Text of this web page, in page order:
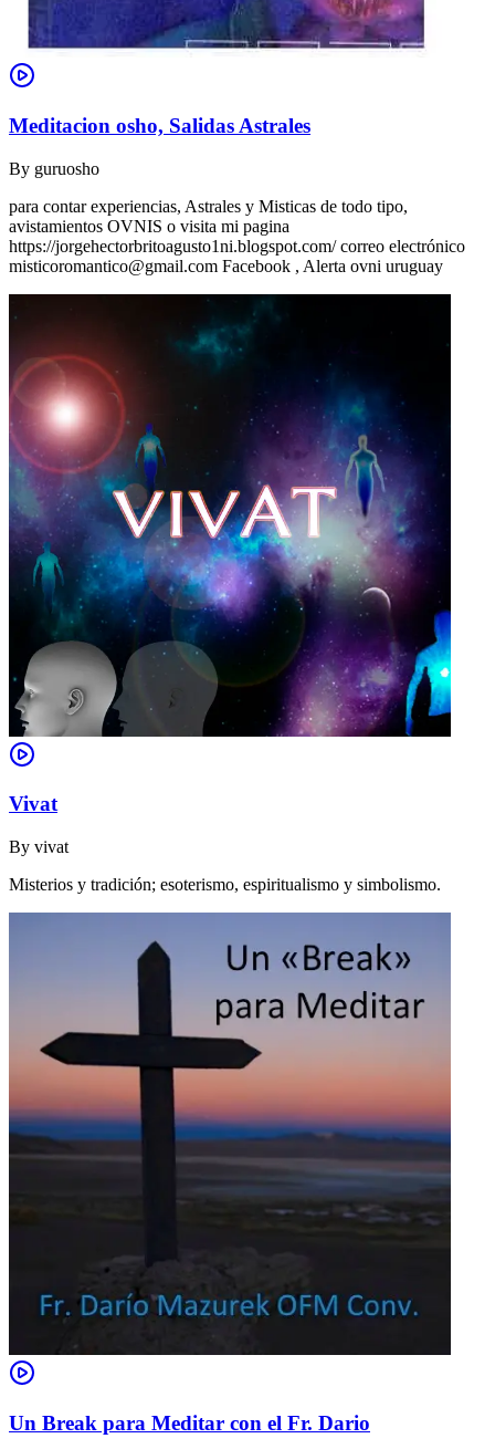
Meditacion osho, Salidas Astrales
By guruosho
para contar experiencias, Astrales y Misticas de todo tipo,
avistamientos OVNIS o visita mi pagina
https://jorgehectorbritoagusto1ni.blogspot.com/ correo electrónico
misticoromantico@gmail.com Facebook , Alerta ovni uruguay
Vivat
By vivat
Misterios y tradición; esoterismo, espiritualismo y simbolismo.
Un Break para Meditar con el Fr. Dario